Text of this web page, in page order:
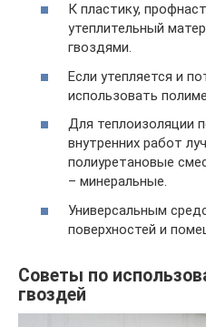
К пластику,
утеплительный
гвоздями.
Если утепляется и
использовать
Для теплоизоляции
внутренних работ
полиуретановые
– минеральные.
Универсальным
поверхностей и
Советы по
гвоздей